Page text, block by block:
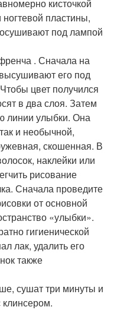
кисточкой
пластины,
под лампой
. Сначала на
его под
цвет получился
в два слоя. Затем
линии улыбки. Она
и необычной,
скошенная. В
наклейки или
рисование
Сначала проведите
от основной
«улыбки».
гигиенической
лак, удалить его
также
сушат три минуты и
клинсером.